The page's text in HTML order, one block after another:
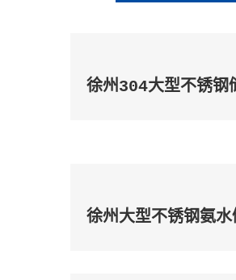
徐州304大型不锈钢
徐州大型不锈钢氨水